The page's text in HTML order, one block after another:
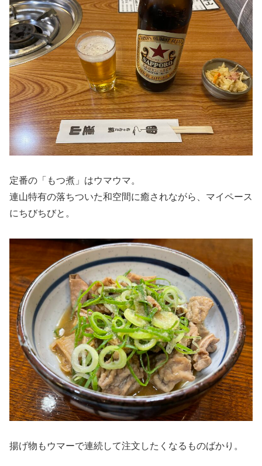
定番の「もつ煮」はウマウマ。
連山特有の落ちついた和空間に癒されながら、マイペース
にちびちびと。
揚げ物もウマーで連続して注文したくなるものばかり。